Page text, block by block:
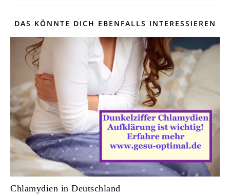
DAS KÖNNTE DICH EBENFALLS INTERESSIEREN
Chlamydien in Deutschland